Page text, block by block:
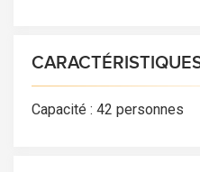
Capacité : 42 personnes